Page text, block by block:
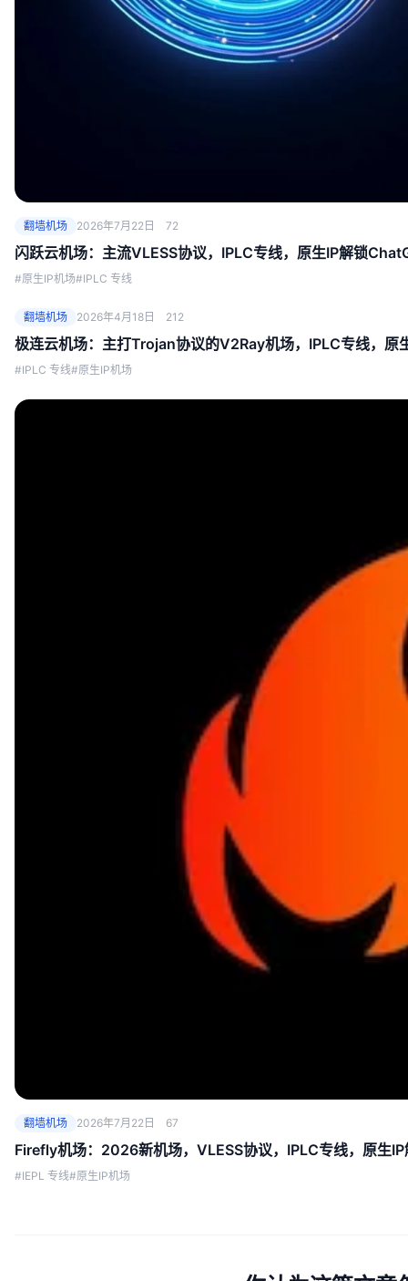
翻墙机场 2026年7月22日 72
闪跃云机场：主流VLESS协议，IPLC专线，原生IP解锁
#原生IP机场#IPLC 专线
翻墙机场 2026年4月18日 212
极连云机场：主打Trojan协议的V2Ray机场，IPLC专线，原
#IPLC 专线#原生IP机场
翻墙机场 2026年7月22日 67
Firefly机场：2026新机场，VLESS协议，IPLC专线，原生
#IEPL 专线#原生IP机场